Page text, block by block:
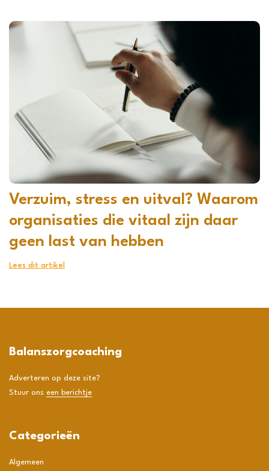
Verzuim, stress en uitval? Waarom
organisaties die vitaal zijn daar
geen last van hebben
Lees dit artikel
Balanszorgcoaching
Adverteren op deze site?
Stuur ons een berichtje
Categorieën
Algemeen